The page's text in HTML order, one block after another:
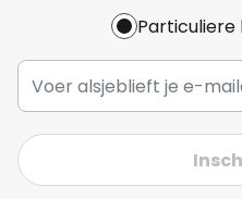
Particuliere